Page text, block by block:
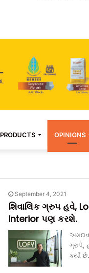
PRODUCTS OPINIONS
September 4, 2021
શિવાલિક ગ્રુપ હવે,
Interior પણ કરશે.
ગ્રુપે,
કર્યો